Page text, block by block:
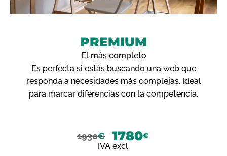
PREMIUM
El más completo
Es perfecta si estás buscando una web que
responda a necesidades más complejas. Ideal
para marcar diferencias con la competencia.
1930€ 1780€
IVA excl.